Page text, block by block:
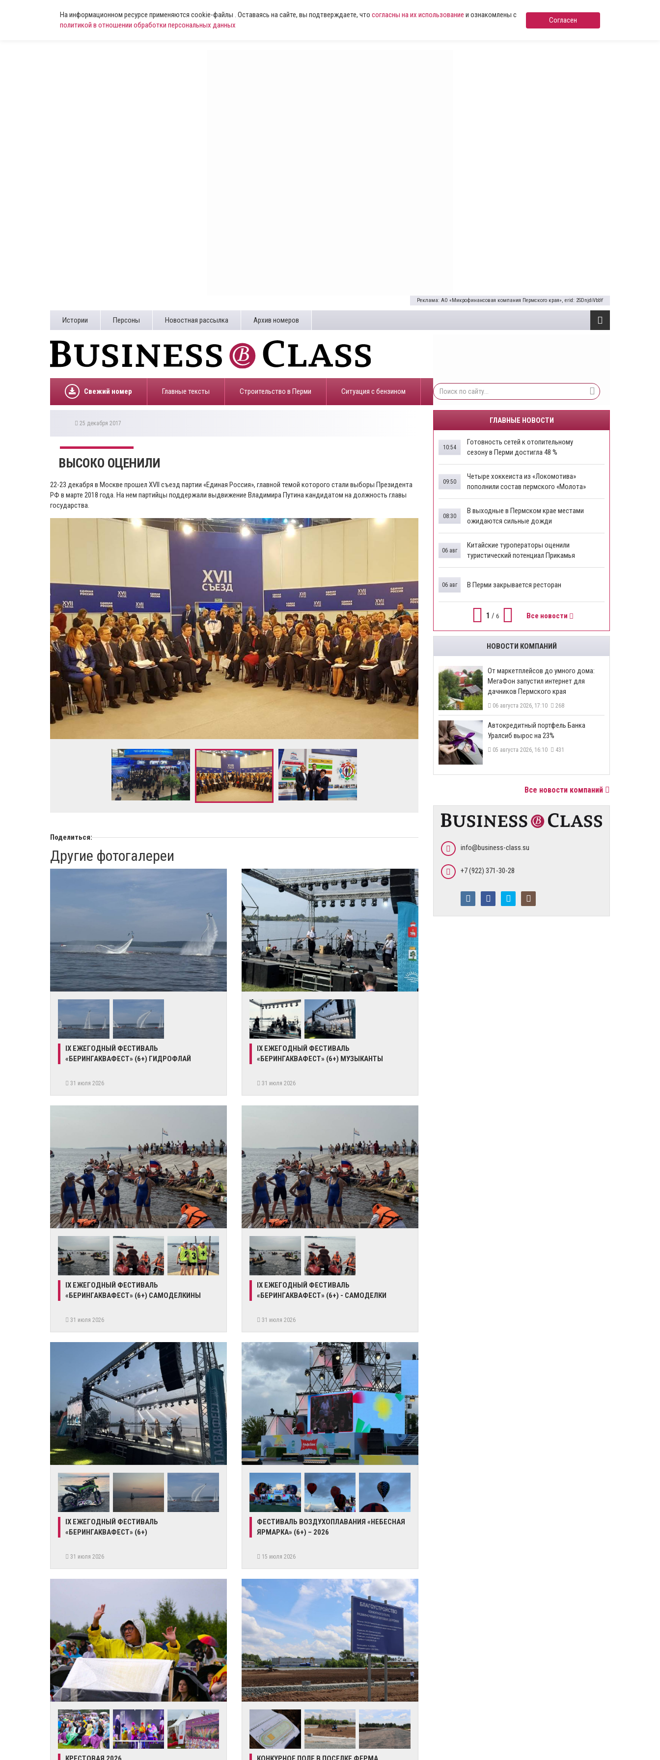
На информационном ресурсе применяются cookie-файлы . Оставаясь на сайте, вы подтверждаете, что согласны на их использование и ознакомлены с
политикой в отношении обработки персональных данных
Согласен
Реклама: АО «Микрофинансовая компания Пермского края», erid: 2SDnjdiVbbY
Истории Персоны Новостная рассылка Архив номеров
Свежий номер Главные тексты Строительство в Перми ​Ситуация с бензином
25 декабря 2017
ВЫСОКО ОЦЕНИЛИ
22-23 декабря в Москве прошел XVII съезд партии «Единая Россия», главной темой которого стали выборы Президента
РФ в марте 2018 года. На нем партийцы поддержали выдвижение Владимира Путина кандидатом на должность главы
государства.
Поделиться:
Другие фотогалереи
IX ЕЖЕГОДНЫЙ ФЕСТИВАЛЬ
«БЕРИНГАКВАФЕСТ» (6+) ГИДРОФЛАЙ
31 июля 2026
IX ЕЖЕГОДНЫЙ ФЕСТИВАЛЬ
«БЕРИНГАКВАФЕСТ» (6+) МУЗЫКАНТЫ
31 июля 2026
IX ЕЖЕГОДНЫЙ ФЕСТИВАЛЬ
«БЕРИНГАКВАФЕСТ» (6+) САМОДЕЛКИНЫ
31 июля 2026
IX ЕЖЕГОДНЫЙ ФЕСТИВАЛЬ
«БЕРИНГАКВАФЕСТ» (6+) - САМОДЕЛКИ
31 июля 2026
IX ЕЖЕГОДНЫЙ ФЕСТИВАЛЬ
«БЕРИНГАКВАФЕСТ» (6+)
31 июля 2026
ФЕСТИВАЛЬ ВОЗДУХОПЛАВАНИЯ «НЕБЕСНАЯ
ЯРМАРКА» (6+) – 2026
15 июля 2026
ГЛАВНЫЕ НОВОСТИ
Готовность сетей к отопительному
сезону в Перми достигла 48 %
10:54
Четыре хоккеиста из «Локомотива»
пополнили состав пермского «Молота»
09:50
В выходные в Пермском крае местами
ожидаются сильные дожди
08:30
Китайские туроператоры оценили
туристический потенциал Прикамья
06 авг
В Перми закрывается ресторан
06 авг
1 / 6 Все новости
НОВОСТИ КОМПАНИЙ
От маркетплейсов до умного дома:
МегаФон запустил интернет для
дачников Пермского края
06 августа 2026, 17:10 268
​Автокредитный портфель Банка
Уралсиб вырос на 23%
05 августа 2026, 16:10 431
Все новости компаний
info@business-class.su
+7 (922) 371-30-28